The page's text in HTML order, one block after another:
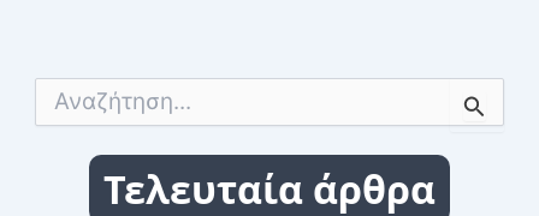
Τελευταία άρθρα